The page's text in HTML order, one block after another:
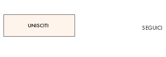
UNISCITI SEGUICI